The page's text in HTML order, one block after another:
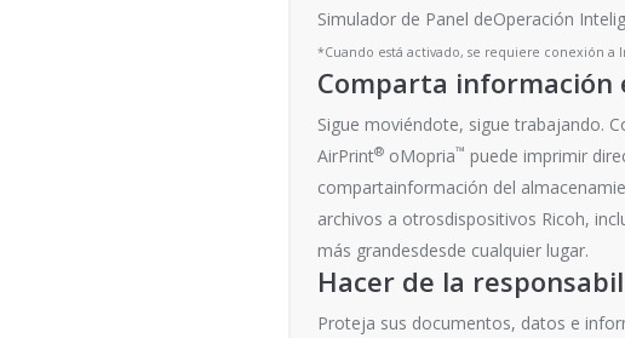
Simulador de Panel deOperación
*Cuando está activado, se requiere conexión a
Comparta información
Sigue moviéndote, sigue trabajando.
AirPrint® oMopria™ puede imprimir
compartainformación del
archivos a otrosdispositivos Ricoh,
más grandesdesde cualquier lugar.
Hacer de la
Proteja sus documentos, datos e